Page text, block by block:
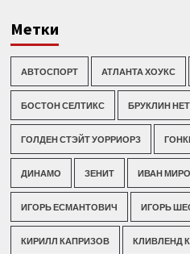
Метки
АВТОСПОРТ АТЛАНТА ХОУКС
БОСТОН СЕЛТИКС БРУКЛИН
ГОЛДЕН СТЭЙТ УОРРИОРЗ
ДИНАМО ЗЕНИТ ИВАН
ИГОРЬ ЕСМАНТОВИЧ ИГОРЬ
КИРИЛЛ КАПРИЗОВ КЛИВЛЕНД